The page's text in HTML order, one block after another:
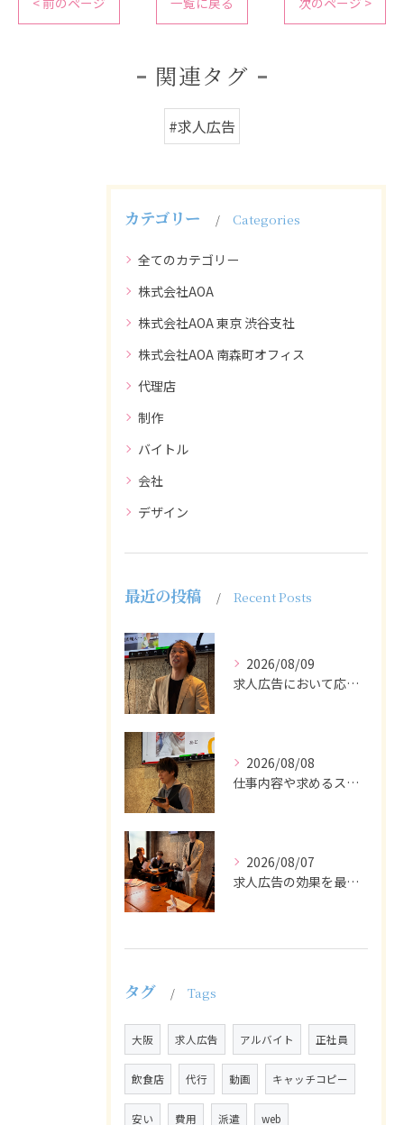
関連タグ
#求人広告
カテゴリー Categories
全てのカテゴリー
株式会社AOA
株式会社AOA 東京 渋谷支社
株式会社AOA 南森町オフィス
代理店
制作
バイトル
会社
デザイン
最近の投稿 Recent Posts
2026/08/09
求人広告において応募者の質を大きく左右するのは、求人内容の充...
2026/08/08
仕事内容や求めるスキルを明確にし、ターゲット層に響くメッセー...
2026/08/07
求人広告の効果を最大化するために最も重要なのは、掲載タイミン...
タグ Tags
大阪 求人広告 アルバイト 正社員
飲食店 代行 動画 キャッチコピー
安い 費用 派遣 web